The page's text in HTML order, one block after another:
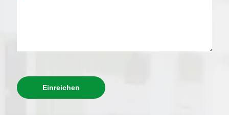
Einreichen